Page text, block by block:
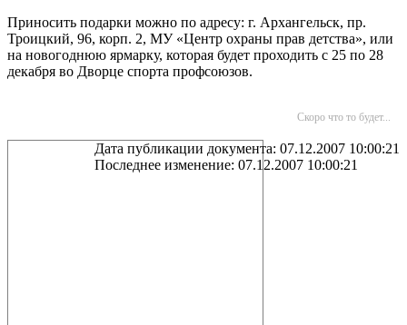
Приносить подарки можно по адресу: г. Архангельск, пр.
Троицкий, 96, корп. 2, МУ «Центр охраны прав детства», или
на новогоднюю ярмарку, которая будет проходить с 25 по 28
декабря во Дворце спорта профсоюзов.
Скоро что то будет...
Дата публикации документа: 07.12.2007 10:00:21
Последнее изменение: 07.12.2007 10:00:21